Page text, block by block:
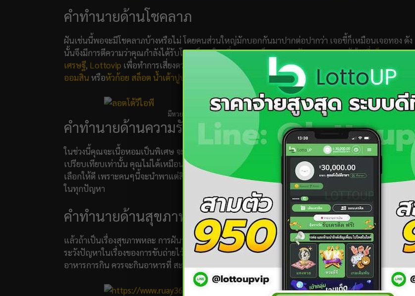
คำทำนายด้านโชคลาภ
ฝันเช่นนี้พอจะมีโชคลาภบ้างหรือไม่ โดยคนส่วนใหญ่มักบอกกันมาปากต่อปากว่า เจอขี้ก็เหมือนเจอทอง ดัง
นั้นจึงมีการตีความว่าคุณกำลังได้รับโชคเต็มๆ ใครที่อยากจะเช็กดวงของตัวเองสามารถเข้าไปที่เว็บ
เศรษฐี, Lottovip เพื่อทำการเสี่ยงดวงได้ทุกรูปแบบ ไม่ว่าจะเป็น หวยไต้หวัน หวยปิงปอง หวยหุ้น
หวย
ออมสิน หรือหัวก้อย สล็อต น้ำเต้าปูปลา การเดิมพันครั้งนี้อาจทำให้คุณมีเงินเข้ามาเป็นจำนวนมาก
มีหวยทุกชนิด LottoVIPแทงหวยได้กำไรไม่ยาก จ่าย 900
คำทำนายด้านความรัก
ในช่วงนี้คุณจะเนื้อหอมเป็นพิเศษ จะมีคนเข้ามาหาคุณมากมาย เสมือนแมลงวันตอบอุจจาระ แต่นี่เป็นสิ่ง
เปรียบเทียบเท่านั้น คุณไม่ได้เหมือนอุจจาระจริงๆ ทำให้คุณมีตัวเลือกเข้ามาเยอะพอสมควร ดังนั้นคุณต้อง
เลือกให้ดี เพราะคนๆนี้จะนำพาแต่สิ่งดีๆมาให้กับชีวิตคุณ เป็นคนที่คอยค้ำจุนคุณอยู่เสมอ ยื่นมือมาช่วยคุณ
ในทุกปัญหา
คำทำนายด้านสุขภาพ
แล้วถ้าเป็นเรื่องสุขภาพหละ การฝันว่านอนทับขี้มีความหมายอะไรบ้างหรือไม่ คำทำนายบอกให้คุณนั้นต้อง
ระวังปัญหาในเรื่องของการขับถ่ายไว้ให้ดี เช่น ท้องเสีย ถ่ายเหลว หรืออุจจาระไม่ออก ดังนั้ควรที่จะระวังเรื่อง
อาหารการกิน ควรจะกินอาหารที่ สะอาดและปลอดภัย และพักผ่อนให้เพียงพอ